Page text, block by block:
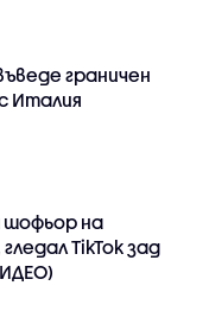
граничен
Италия
шофьор на
TikTok зад